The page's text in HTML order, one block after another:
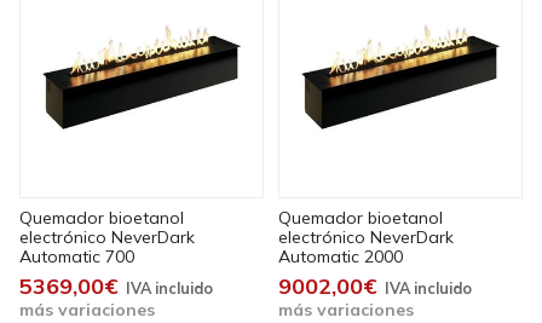
Quemador bioetanol
electrónico NeverDark
Automatic 700
5369,00€
más variaciones
Quemador bioetanol
electrónico NeverDark
Automatic 2000
9002,00€
más variaciones